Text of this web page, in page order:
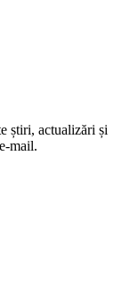
știri, actualizări și
mail.